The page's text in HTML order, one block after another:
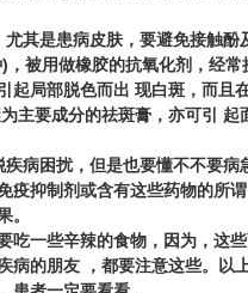
是患病皮肤，要避免接触酚
被用做橡胶的抗氧化剂，经常
起局部脱色而出 现白斑，而且
主要成分的祛斑膏，亦可引 起
困扰，但是也要懂不不要病
疫抑制剂或含有这些药物的所
。
一些辛辣的食物，因为，这
病的朋友 ，都要注意这些。以